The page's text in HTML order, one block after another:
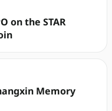
on the STAR
Memory